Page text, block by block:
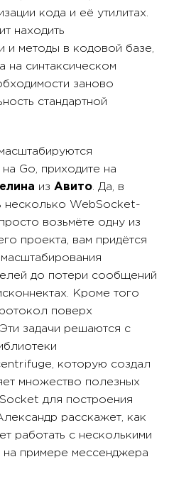
кода и её утилитах.
находить
и методы в кодовой базе,
на синтаксическом
заново
стандартной
Go, приходите на
из Авито . Да, в
несколько WebSocket-
возьмёте одну из
проекта, вам придётся
до потери сообщений
Кроме того
поверх
задачи решаются с
которую создал
множество полезных
для построения
расскажет, как
работать с несколькими
примере мессенджера